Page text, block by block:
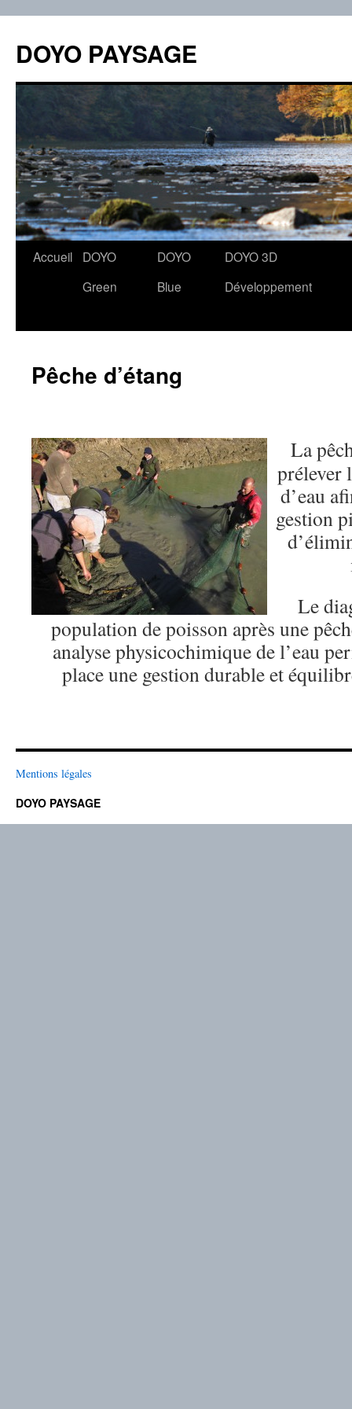
contenu
DOYO PAYSAGE
Accueil
DOYO
Green
DOYO
Blue
DOYO 3D
Développement
Pêche d’étang
La
prélever
d’eau
gestion
Le
population de poisson après une
analyse physicochimique de l’eau
place une gestion durable et
Mentions légales
DOYO PAYSAGE